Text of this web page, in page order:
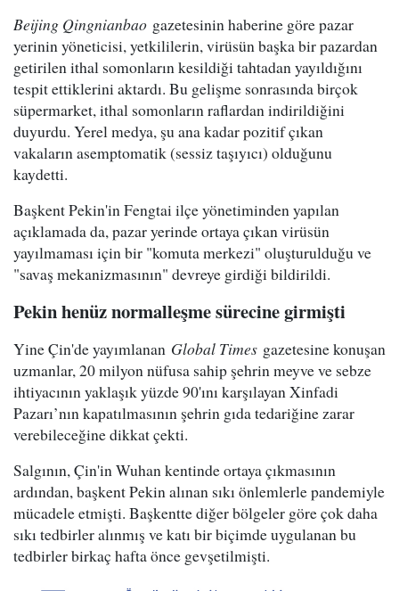
Beijing Qingnianbao gazetesinin haberine göre pazar
yerinin yöneticisi, yetkililerin, virüsün başka bir pazardan
getirilen ithal somonların kesildiği tahtadan yayıldığını
tespit ettiklerini aktardı. Bu gelişme sonrasında birçok
süpermarket, ithal somonların raflardan indirildiğini
duyurdu. Yerel medya, şu ana kadar pozitif çıkan
vakaların asemptomatik (sessiz taşıyıcı) olduğunu
kaydetti.
Başkent Pekin'in Fengtai ilçe yönetiminden yapılan
açıklamada da, pazar yerinde ortaya çıkan virüsün
yayılmaması için bir "komuta merkezi" oluşturulduğu ve
"savaş mekanizmasının" devreye girdiği bildirildi.
Pekin henüz normalleşme sürecine girmişti
Yine Çin'de yayımlanan Global Times gazetesine konuşan
uzmanlar, 20 milyon nüfusa sahip şehrin meyve ve sebze
ihtiyacının yaklaşık yüzde 90'ını karşılayan Xinfadi
Pazarı’nın kapatılmasının şehrin gıda tedariğine zarar
verebileceğine dikkat çekti.
Salgının, Çin'in Wuhan kentinde ortaya çıkmasının
ardından, başkent Pekin alınan sıkı önlemlerle pandemiyle
mücadele etmişti. Başkentte diğer bölgeler göre çok daha
sıkı tedbirler alınmış ve katı bir biçimde uygulanan bu
tedbirler birkaç hafta önce gevşetilmişti.